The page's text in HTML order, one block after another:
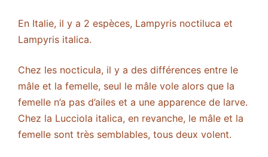
En Italie, il y a 2 espèces, Lampyris noctiluca et
Lampyris italica.
Chez les nocticula, il y a des différences entre le
mâle et la femelle, seul le mâle vole alors que la
femelle n’a pas d’ailes et a une apparence de larve.
Chez la Lucciola italica, en revanche, le mâle et la
femelle sont très semblables, tous deux volent.